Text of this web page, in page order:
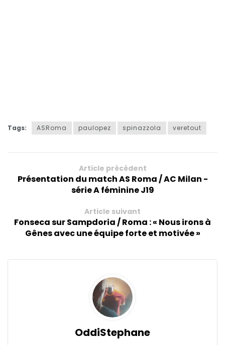
Tags: ASRoma paulopez spinazzola veretout
Article précédent
Présentation du match AS Roma / AC Milan -
série A féminine J19
Article suivant
Fonseca sur Sampdoria / Roma : « Nous irons à
Gênes avec une équipe forte et motivée »
OddiStephane